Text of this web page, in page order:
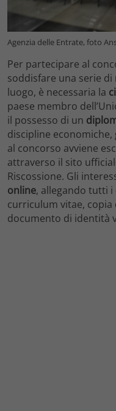
Agenzia delle Entrate, foto
Per partecipare al
soddisfare una serie di
luogo, è necessaria la
paese membro
il possesso di un
discipline economiche,
al concorso avviene
attraverso il sito
Riscossione. Gli
online, allegando tutti
curriculum vitae,
documento di identità